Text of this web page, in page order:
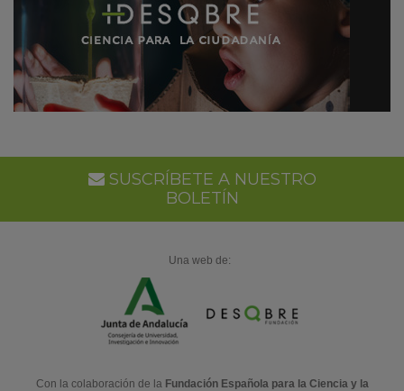
SUSCRÍBETE A NUESTRO
BOLETÍN
Una web de:
Con la colaboración de la Fundación Española para la Ciencia y la